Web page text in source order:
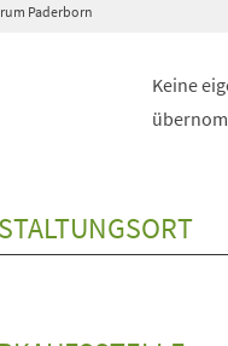
Paderborn
Keine